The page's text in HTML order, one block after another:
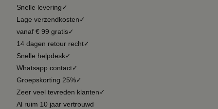
Snelle levering✓
Lage verzendkosten✓
vanaf € 99 gratis✓
14 dagen retour recht✓
Snelle helpdesk✓
Whatsapp contact✓
Groepskorting 25%✓
Zeer veel tevreden klanten✓
Al ruim 10 jaar vertrouwd